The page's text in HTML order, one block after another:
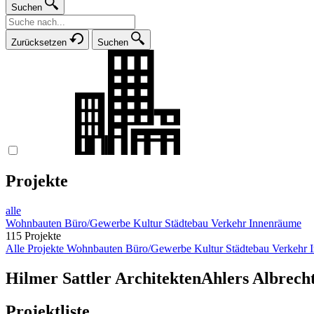
Suchen
Zurücksetzen Suchen
Projekte
alle
Wohnbauten Büro/Gewerbe Kultur Städtebau VerkehrInnenräume
115 Projekte
Alle Projekte Wohnbauten Büro/Gewerbe Kultur Städtebau Verkehr
Hilmer Sattler ArchitektenAhlers